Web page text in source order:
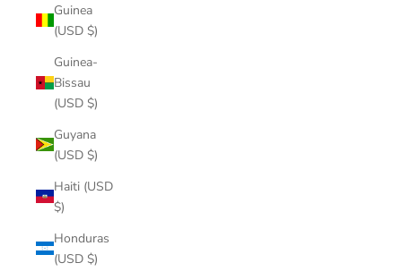
Guinea
(USD $)
Guinea-
Bissau
(USD $)
Guyana
(USD $)
Haiti (USD
$)
Honduras
(USD $)